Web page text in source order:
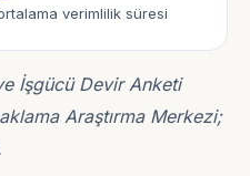
verimlilik süresi
İşgücü Devir Anketi
Araştırma Merkezi;